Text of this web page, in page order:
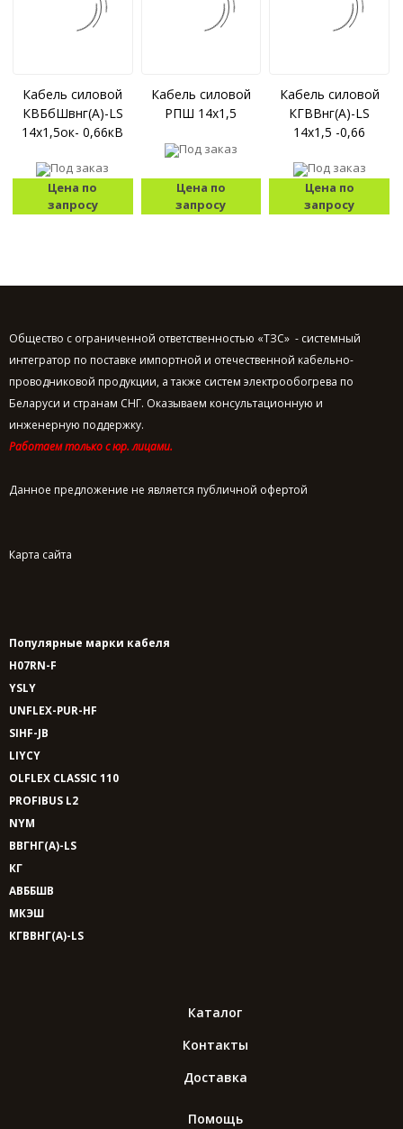
Кабель силовой
КВБбШвнг(А)-LS
14x1,5ок- 0,66кВ
Под заказ
Цена по
запросу
Кабель силовой
РПШ 14x1,5
Под заказ
Цена по
запросу
Кабель силовой
КГВВнг(A)-LS
14x1,5 -0,66
Под заказ
Цена по
запросу
Общество с ограниченной ответственностью «ТЗС» - системный
интегратор по поставке импортной и отечественной кабельно-
проводниковой продукции, а также систем электрообогрева по
Беларуси и странам СНГ. Оказываем консультационную и
инженерную поддержку.
Работаем только с юр. лицами.
Данное предложение не является публичной офертой
Карта сайта
Популярные марки кабеля
H07RN-F
YSLY
UNFLEX-PUR-HF
SIHF-JB
LIYCY
OLFLEX CLASSIC 110
PROFIBUS L2
NYM
ВВГНГ(A)-LS
КГ
АВББШВ
МКЭШ
КГВВНГ(A)-LS
Каталог
Контакты
Доставка
Помощь